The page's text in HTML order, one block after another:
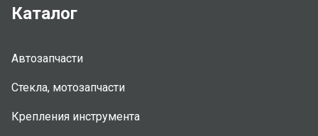
Каталог
Автозапчасти
Стекла, мотозапчасти
Крепления инструмента